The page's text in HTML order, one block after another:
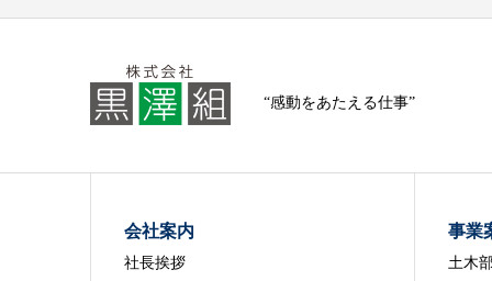
“感動をあたえる仕事”
会社案内
社長挨拶
事業
土木